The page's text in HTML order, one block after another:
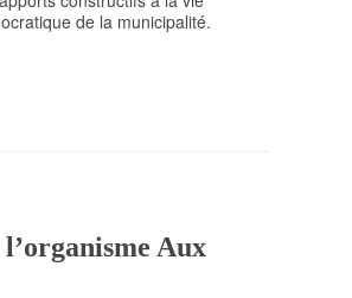
de la municipalité.
Aux